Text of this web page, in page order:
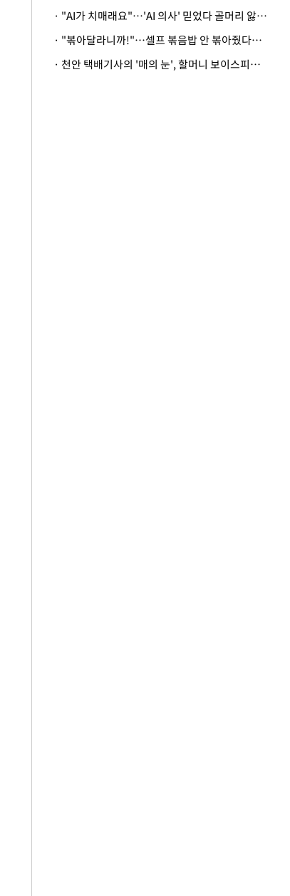
· "AI가 치매래요"…'AI 의사' 믿었다 골머리 앓는 美 의료계 '경고'
· "볶아달라니까!"…셀프 볶음밥 안 볶아줬다고 사장 폭행한 손님
· 천안 택배기사의 '매의 눈', 할머니 보이스피싱 피해 막아